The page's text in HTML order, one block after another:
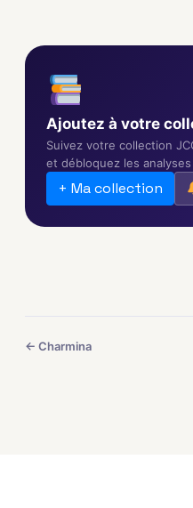
Ajoutez à votre
Suivez votre collection
et débloquez les
+ Ma collection
← Charmina